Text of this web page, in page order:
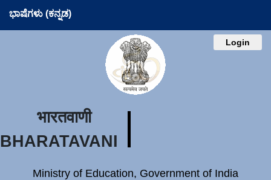
ಭಾಷೆಗಳು (ಕನ್ನಡ)
Login
भारतवाणी
BHARATAVANI
Ministry of Education, Government of India